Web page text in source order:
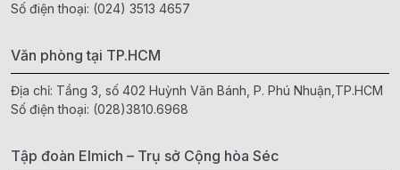
Số điện thoại: (024) 3513 4657
Văn phòng tại TP.HCM
Địa chỉ: Tầng 3, số 402 Huỳnh Văn Bánh, P. Phú Nhuận,TP.HCM
Số điện thoại: (028)3810.6968
Tập đoàn Elmich – Trụ sở Cộng hòa Séc